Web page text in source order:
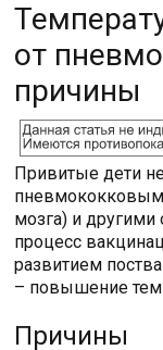
от
причины
Привитые дети
пневмококковым
мозга) и
процесс
развитием
– повышение
Причины